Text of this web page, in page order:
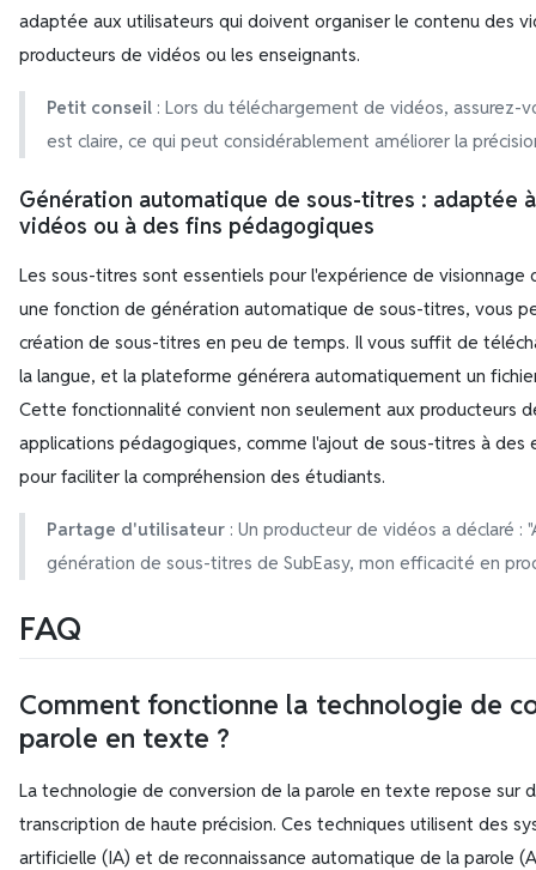
adaptée aux utilisateurs qui doivent organiser le contenu des
producteurs de vidéos ou les enseignants.
Petit conseil: Lors du téléchargement de vidéos, assurez-
est claire, ce qui peut considérablement améliorer la
Génération automatique de sous-titres : adaptée
vidéos ou à des fins pédagogiques
Les sous-titres sont essentiels pour l'expérience de visionnage
une fonction de génération automatique de sous-titres, vous
création de sous-titres en peu de temps. Il vous suffit de
la langue, et la plateforme générera automatiquement un
Cette fonctionnalité convient non seulement aux producteurs
applications pédagogiques, comme l'ajout de sous-titres à des
pour faciliter la compréhension des étudiants.
Partage d'utilisateur: Un producteur de vidéos a déclaré :
génération de sous-titres de SubEasy, mon efficacité en
FAQ
Comment fonctionne la technologie de
parole en texte ?
La technologie de conversion de la parole en texte repose sur
transcription de haute précision. Ces techniques utilisent des
artificielle (IA) et de reconnaissance automatique de la parole